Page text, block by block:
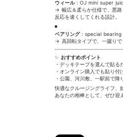
ウィール：OJ mini super
→ 幅広＆柔らか仕様で、悪路
反応を速くしてくれる設計。
ベアリング：special bearing
→ 高回転タイプで、一蹴りで
✨ おすすめポイント
・デッキテープを選んで貼る
・オンライン購入でも貼り付
・公園、河川敷、一駅前で
快適なクルージングライフ、
あなたの相棒として、ぜひ迎